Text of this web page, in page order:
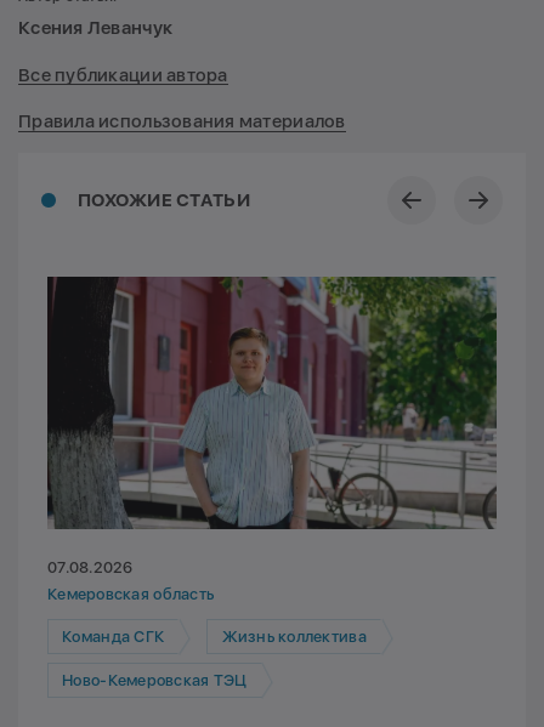
ПОХОЖИЕ СТАТЬИ
07.08.2026
Кемеровская область
Команда СГК Жизнь коллектива
Ново-Кемеровская ТЭЦ
Ксения Леванчук
Все публикации автора
Правила использования материалов